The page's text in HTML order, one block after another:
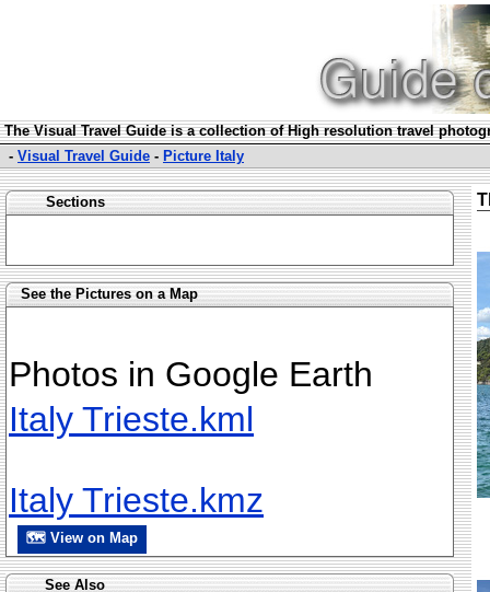
The Visual Travel Guide is a collection of High resolution travel
- Visual Travel Guide - Picture Italy
Sections
See the Pictures on a Map
Photos in Google Earth
Italy Trieste.kml
Italy Trieste.kmz
🗺 View on Map
See Also